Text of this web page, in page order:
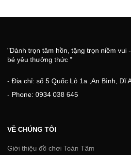
"Dành trọn tâm hồn, tặng trọn niềm vui
bé yêu thưởng thức "
- Địa chỉ: số 5 Quốc Lộ 1a ,An Bình, Dĩ
- Phone: 0934 038 645
VỀ CHÚNG TÔI
Giới thiệu đồ chơi Toàn Tâm